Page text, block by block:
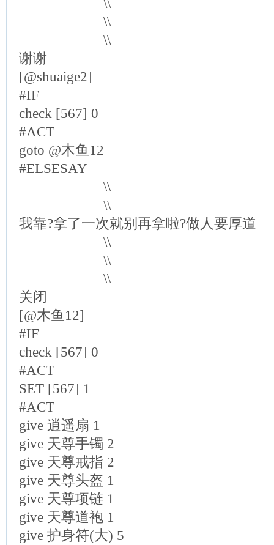
\\
\\
\\
谢谢
[@shuaige2]
#IF
check [567] 0
#ACT
goto @木鱼12
#ELSESAY
\\
\\
我靠?拿了一次就别再拿啦?做人要厚道
\\
\\
\\
关闭
[@木鱼12]
#IF
check [567] 0
#ACT
SET [567] 1
#ACT
give 逍遥扇 1
give 天尊手镯 2
give 天尊戒指 2
give 天尊头盔 1
give 天尊项链 1
give 天尊道袍 1
give 护身符(大) 5